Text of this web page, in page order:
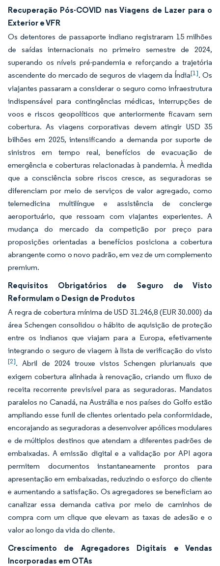
Recuperação Pós-COVID nas Viagens de Lazer para o
Exterior e VFR
Os detentores de passaporte indiano registraram 15 milhões
de saídas internacionais no primeiro semestre de 2024,
superando os níveis pré-pandemia e reforçando a trajetória
ascendente do mercado de seguros de viagem da Índia[1]. Os
viajantes passaram a considerar o seguro como infraestrutura
indispensável para contingências médicas, interrupções de
voos e riscos geopolíticos que anteriormente ficavam sem
cobertura. As viagens corporativas devem atingir USD 35
bilhões em 2025, intensificando a demanda por suporte de
sinistros em tempo real, benefícios de evacuação de
emergência e coberturas relacionadas à pandemia. À medida
que a consciência sobre riscos cresce, as seguradoras se
diferenciam por meio de serviços de valor agregado, como
telemedicina multilíngue e assistência de concierge
aeroportuário, que ressoam com viajantes experientes. A
mudança do mercado da competição por preço para
proposições orientadas a benefícios posiciona a cobertura
abrangente como o novo padrão, em vez de um complemento
premium.
Requisitos Obrigatórios de Seguro de Visto
Reformulam o Design de Produtos
A regra de cobertura mínima de USD 31.246,8 (EUR 30.000) da
área Schengen consolidou o hábito de aquisição de proteção
entre os indianos que viajam para a Europa, efetivamente
integrando o seguro de viagem à lista de verificação do visto
[2]. Abril de 2024 trouxe vistos Schengen plurianuais que
exigem cobertura alinhada à renovação, criando um fluxo de
receita recorrente previsível para as seguradoras. Mandatos
paralelos no Canadá, na Austrália e nos países do Golfo estão
ampliando esse funil de clientes orientado pela conformidade,
encorajando as seguradoras a desenvolver apólices modulares
e de múltiplos destinos que atendam a diferentes padrões de
embaixadas. A emissão digital e a validação por API agora
permitem documentos instantaneamente prontos para
apresentação em embaixadas, reduzindo o esforço do cliente
e aumentando a satisfação. Os agregadores se beneficiam ao
canalizar essa demanda cativa por meio de caminhos de
compra com um clique que elevam as taxas de adesão e o
valor ao longo da vida do cliente.
Crescimento de Agregadores Digitais e Vendas
Incorporadas em OTAs